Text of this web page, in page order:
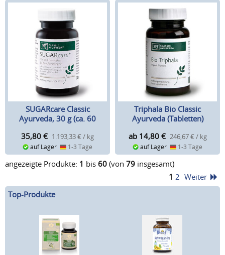
SUGARcare Classic
Ayurveda, 30 g (ca. 60
35,80 € 1.193,33 € / kg
auf Lager 1-3 Tage
Triphala Bio Classic
Ayurveda (Tabletten)
ab 14,80 € 246,67 € / kg
auf Lager 1-3 Tage
angezeigte Produkte: 1 bis 60 (von 79 insgesamt)
1 2 Weiter
Top-Produkte